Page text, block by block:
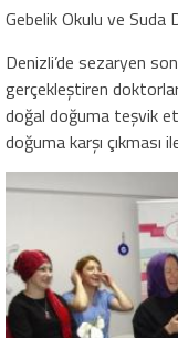
Gebelik Okulu ve Suda
Denizli’de sezaryen
gerçekleştiren
doğal doğuma teşvik
doğuma karşı çıkması